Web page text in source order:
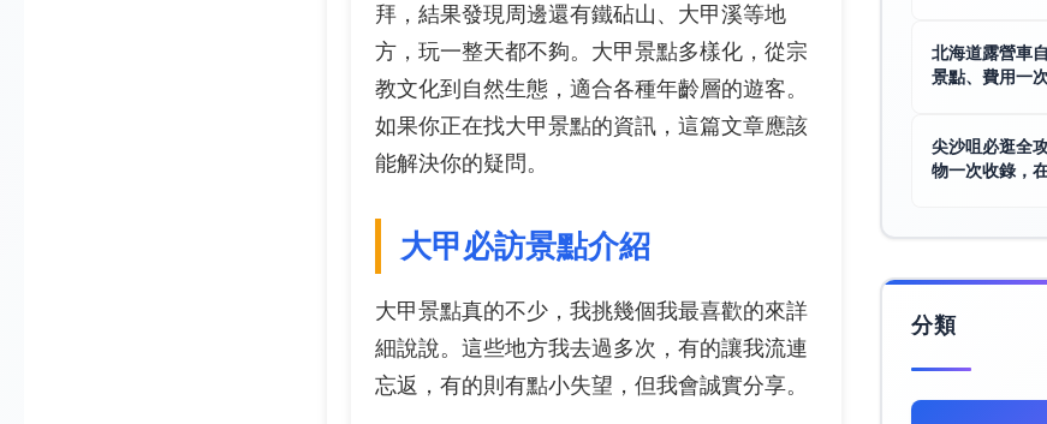
拜，結果發現周邊還有鐵砧山、大甲溪等地
方，玩一整天都不夠。大甲景點多樣化，從宗
教文化到自然生態，適合各種年齡層的遊客。
如果你正在找大甲景點的資訊，這篇文章應該
能解決你的疑問。
大甲必訪景點介紹
大甲景點真的不少，我挑幾個我最喜歡的來詳
細說說。這些地方我去過多次，有的讓我流連
忘返，有的則有點小失望，但我會誠實分享。
北海道露營車
景點、費用一
尖沙咀必逛全
物一次收錄，
分類